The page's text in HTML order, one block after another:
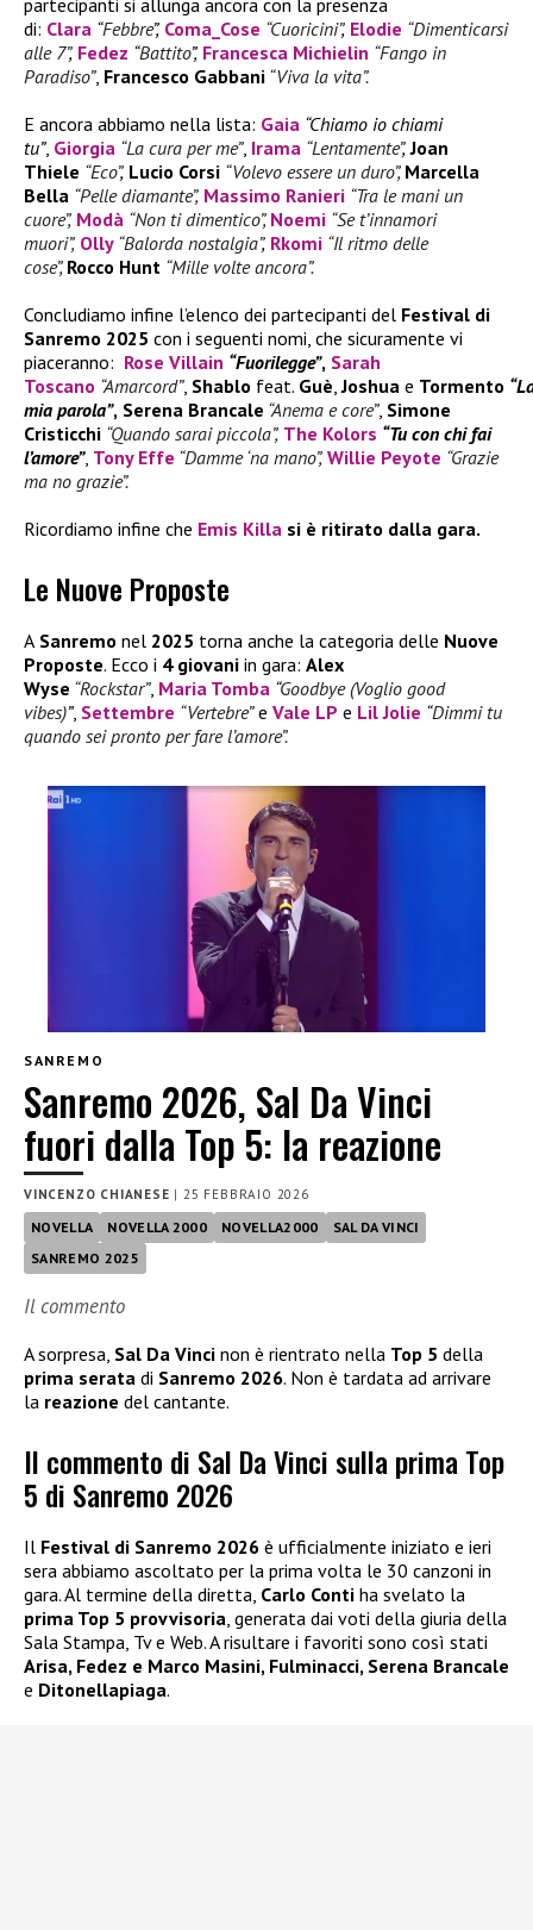
di: Clara “Febbre”, Coma_Cose “Cuoricini”, Elodie “Dimenticarsi
alle 7”, Fedez “Battito”, Francesca Michielin “Fango in
Paradiso”, Francesco Gabbani “Viva la vita”.
E ancora abbiamo nella lista: Gaia “Chiamo io chiami
tu”, Giorgia “La cura per me”, Irama “Lentamente”, Joan
Thiele “Eco”, Lucio Corsi “Volevo essere un duro”, Marcella
Bella “Pelle diamante”, Massimo Ranieri “Tra le mani un
cuore”, Modà “Non ti dimentico”, Noemi “Se t’innamori
muori”, Olly “Balorda nostalgia”, Rkomi “Il ritmo delle
cose”, Rocco Hunt “Mille volte ancora”.
Concludiamo infine l’elenco dei partecipanti del Festival di
Sanremo 2025 con i seguenti nomi, che sicuramente vi
piaceranno: Rose Villain “Fuorilegge”, Sarah
Toscano “Amarcord”, Shablo feat. Guè ,Joshua e Tormento
mia parola”, Serena Brancale “Anema e core”, Simone
Cristicchi “Quando sarai piccola”, The Kolors “Tu con chi fai
l’amore”, Tony Effe “Damme ‘na mano”, Willie Peyote “Grazie
ma no grazie”.
Ricordiamo infine che Emis Killa si è ritirato dalla gara.
Le Nuove Proposte
A Sanremo nel 2025 torna anche la categoria delle Nuove
Proposte. Ecco i 4 giovani in gara: Alex
Wyse “Rockstar”, Maria Tomba “Goodbye (Voglio good
vibes)”, Settembre “Vertebre”e Vale LP e Lil Jolie “Dimmi tu
quando sei pronto per fare l’amore”.
SANREMO
Sanremo 2026, Sal Da Vinci
fuori dalla Top 5: la reazione
VINCENZO CHIANESE |25 FEBBRAIO 2026
NOVELLA NOVELLA 2000 NOVELLA2000
SAL DA VINCI
SANREMO 2025
Il commento
A sorpresa, Sal Da Vinci non è rientrato nella Top 5 della
prima serata di Sanremo 2026. Non è tardata ad arrivare
la reazione del cantante.
Il commento di Sal Da Vinci sulla prima Top
5 di Sanremo 2026
Il Festival di Sanremo 2026 è ufficialmente iniziato e ieri
sera abbiamo ascoltato per la prima volta le 30 canzoni in
gara. Al termine della diretta, Carlo Conti ha svelato la
prima Top 5 provvisoria, generata dai voti della giuria della
Sala Stampa, Tv e Web. A risultare i favoriti sono così stati
Arisa, Fedez e Marco Masini, Fulminacci, Serena Brancale
e Ditonellapiaga.